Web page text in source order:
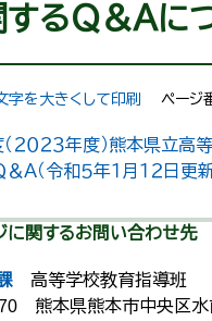
るＱ＆Ａに
字を大きくして印刷 ページ
２０２３年度）熊本県立
Ａ（令和５年１月１２日更新
に関するお問い合わせ先
高等学校教育指導班
熊本県熊本市中央区